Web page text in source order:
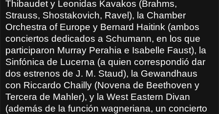
Thibaudet y Leonidas Kavakos (Brahms,
Strauss, Shostakovich, Ravel), la Chamber
Orchestra of Europe y Bernard Haitink (ambos
conciertos dedicados a Schumann, en los que
participaron Murray Perahia e Isabelle Faust), la
Sinfónica de Lucerna (a quien correspondió dar
dos estrenos de J. M. Staud), la Gewandhaus
con Riccardo Chailly (Novena de Beethoven y
Tercera de Mahler), y la West Eastern Divan
(además de la función wagneriana, un concierto